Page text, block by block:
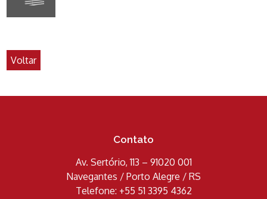
Voltar
Contato
Av. Sertório, 113 – 91020 001
Navegantes / Porto Alegre / RS
Telefone: +55 51 3395 4362